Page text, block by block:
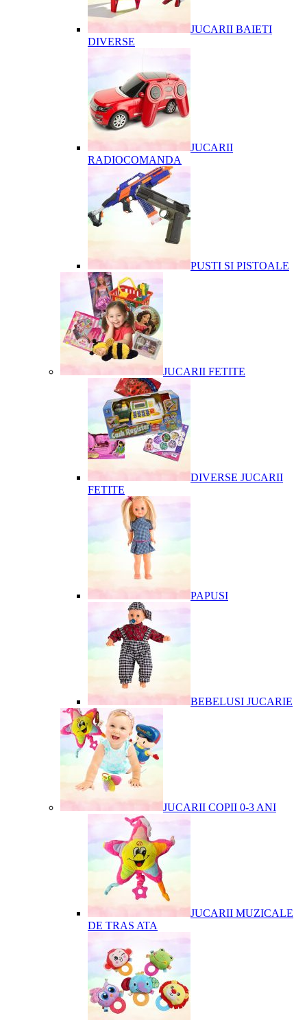
JUCARII BAIETI
DIVERSE
JUCARII
RADIOCOMANDA
PUSTI SI PISTOALE
JUCARII FETITE
DIVERSE JUCARII
FETITE
PAPUSI
BEBELUSI JUCARIE
JUCARII COPII 0-3 ANI
JUCARII MUZICALE
DE TRAS ATA